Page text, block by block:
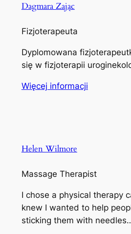
Dagmara Zając
Fizjoterapeuta
Dyplomowana
się w fizjoterapii
Więcej informacji
Helen Wilmore
Massage Therapist
I chose a physical therapy
knew I wanted to help
sticking them with